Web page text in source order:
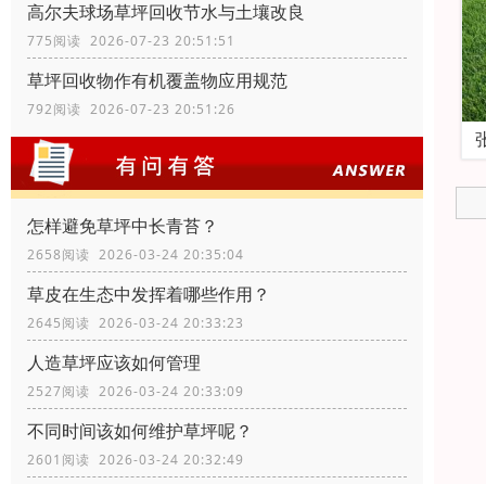
高尔夫球场草坪回收节水与土壤改良
775阅读 2026-07-23 20:51:51
草坪回收物作有机覆盖物应用规范
792阅读 2026-07-23 20:51:26
怎样避免草坪中长青苔？
2658阅读 2026-03-24 20:35:04
草皮在生态中发挥着哪些作用？
2645阅读 2026-03-24 20:33:23
人造草坪应该如何管理
2527阅读 2026-03-24 20:33:09
不同时间该如何维护草坪呢？
2601阅读 2026-03-24 20:32:49